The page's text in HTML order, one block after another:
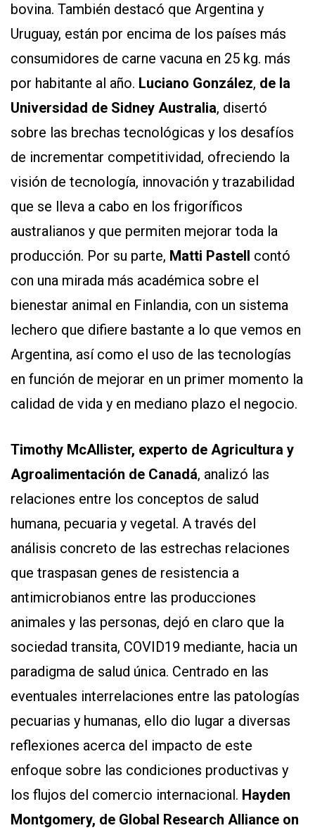
bovina. También destacó que Argentina y
Uruguay, están por encima de los países más
consumidores de carne vacuna en 25 kg. más
por habitante al año. Luciano González, de la
Universidad de Sidney Australia, disertó
sobre las brechas tecnológicas y los desafíos
de incrementar competitividad, ofreciendo la
visión de tecnología, innovación y trazabilidad
que se lleva a cabo en los frigoríficos
australianos y que permiten mejorar toda la
producción. Por su parte, Matti Pastell contó
con una mirada más académica sobre el
bienestar animal en Finlandia, con un sistema
lechero que difiere bastante a lo que vemos en
Argentina, así como el uso de las tecnologías
en función de mejorar en un primer momento la
calidad de vida y en mediano plazo el negocio.
Timothy McAllister, experto de Agricultura y
Agroalimentación de Canadá, analizó las
relaciones entre los conceptos de salud
humana, pecuaria y vegetal. A través del
análisis concreto de las estrechas relaciones
que traspasan genes de resistencia a
antimicrobianos entre las producciones
animales y las personas, dejó en claro que la
sociedad transita, COVID19 mediante, hacia un
paradigma de salud única. Centrado en las
eventuales interrelaciones entre las patologías
pecuarias y humanas, ello dio lugar a diversas
reflexiones acerca del impacto de este
enfoque sobre las condiciones productivas y
los flujos del comercio internacional. Hayden
Montgomery, de Global Research Alliance on